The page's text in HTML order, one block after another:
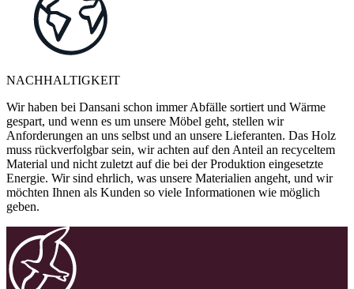
NACHHALTIGKEIT
Wir haben bei Dansani schon immer Abfälle sortiert und Wärme
gespart, und wenn es um unsere Möbel geht, stellen wir
Anforderungen an uns selbst und an unsere Lieferanten. Das Holz
muss rückverfolgbar sein, wir achten auf den Anteil an recyceltem
Material und nicht zuletzt auf die bei der Produktion eingesetzte
Energie. Wir sind ehrlich, was unsere Materialien angeht, und wir
möchten Ihnen als Kunden so viele Informationen wie möglich
geben.